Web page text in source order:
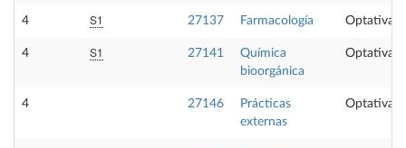
4 S1 27137 Farmacología Optativa
4 S1 27141
Química
bioorgánica
Optativa
4 27146
Prácticas
externas
Optativa